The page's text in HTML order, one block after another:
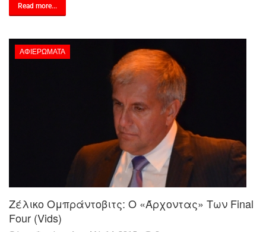
Read more...
ΑΦΙΕΡΏΜΑΤΑ
Ζέλικο Ομπράντοβιτς: Ο «άρχοντας» Των Final
Four (vids)